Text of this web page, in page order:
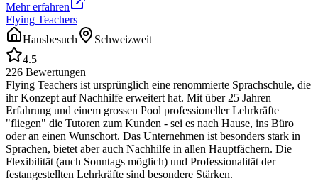
Mehr erfahren
Flying Teachers
Hausbesuch
Schweizweit
4.5
226 Bewertungen
Flying Teachers ist ursprünglich eine renommierte Sprachschule, die
ihr Konzept auf Nachhilfe erweitert hat. Mit über 25 Jahren
Erfahrung und einem grossen Pool professioneller Lehrkräfte
"fliegen" die Tutoren zum Kunden - sei es nach Hause, ins Büro
oder an einen Wunschort. Das Unternehmen ist besonders stark in
Sprachen, bietet aber auch Nachhilfe in allen Hauptfächern. Die
Flexibilität (auch Sonntags möglich) und Professionalität der
festangestellten Lehrkräfte sind besondere Stärken.